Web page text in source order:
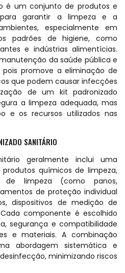
é um conjunto de produtos e
para garantir a limpeza e a
especialmente em
padrões de higiene, como
e indústrias alimentícias.
da saúde pública e
promove a eliminação de
que podem causar infecções
de um kit padronizado
a limpeza adequada, mas
e os recursos utilizados nas
SANITÁRIO
geralmente inclui uma
químicos de limpeza,
de limpeza (como panos,
de proteção individual
dispositivos de medição de
componente é escolhido
segurança e compatibilidade
e materiais. A combinação
abordagem sistemática e
minimizando riscos